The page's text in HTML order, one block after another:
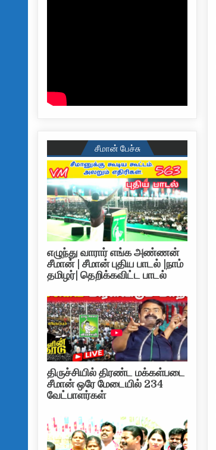
சீமான் பேச்சு
எழுந்து வாரார் எங்க அண்ணன்
சீமான் | சீமான் புதிய பாடல் |நாம்
தமிழர்| தெறிக்கவிட்ட பாடல்
திருச்சியில் திரண்ட மக்கள்படை
சீமான் ஒரே மேடையில் 234
வேட்பாளர்கள்